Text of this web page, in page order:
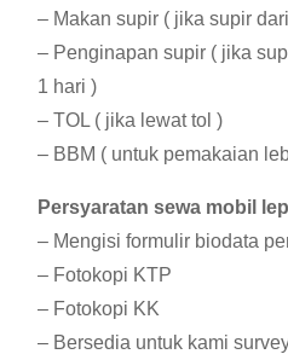
– Makan supir ( jika supir
– Penginapan supir ( jika
1 hari )
– TOL ( jika lewat tol )
– BBM ( untuk pemakaian
Persyaratan sewa mobil
– Mengisi formulir biodata
– Fotokopi KTP
– Fotokopi KK
– Bersedia untuk kami